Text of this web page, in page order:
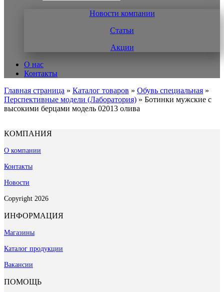
Новости компании
Статьи
Акции
О нас
Контакты
Главная страница » Каталог товаров » Обувь специальная »
Перспективные модели (Лаборатория) » Ботинки мужские с
высокими берцами модель 02013 олива
КОМПАНИЯ
О компании
Контакты
Новости
Copyright 2026
ИНФОРМАЦИЯ
Магазины
Каталог продукции
Вакансии
ПОМОЩЬ